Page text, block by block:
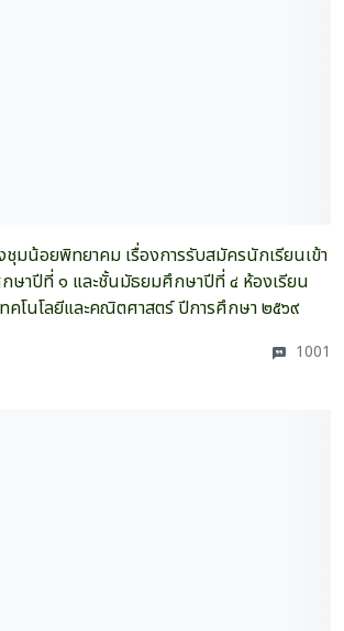
ชุมน้อยพิทยาคม เรื่องการรับสมัครนักเรียนเข้า
าปีที่ ๑ และชั้นมัธยมศึกษาปีที่ ๔ ห้องเรียน
คโนโลยีและคณิตศาสตร์ ปีการศึกษา ๒๕๖๙
1001